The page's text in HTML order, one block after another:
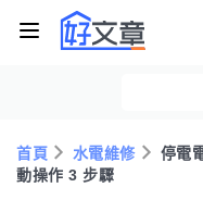
首頁 水電維修
停電
動操作 3 步驟